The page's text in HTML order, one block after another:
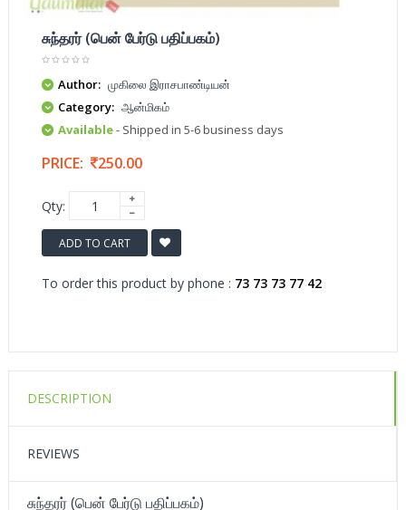
சுந்தரர் (பென் பேர்டு பதிப்பகம்)
Author: முகிலை இராசபாண்டியன்
Category: ஆன்மிகம்
Available- Shipped in 5-6 business days
PRICE: 250.00
Qty:
ADD TO CART
To order this product by phone : 73 73 73 77 42
DESCRIPTION
REVIEWS
சுந்தரர் (பென் பேர்டு பதிப்பகம்)